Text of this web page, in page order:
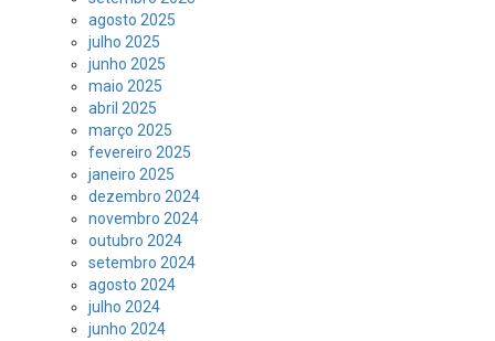
agosto 2025
julho 2025
junho 2025
maio 2025
abril 2025
março 2025
fevereiro 2025
janeiro 2025
dezembro 2024
novembro 2024
outubro 2024
setembro 2024
agosto 2024
julho 2024
junho 2024